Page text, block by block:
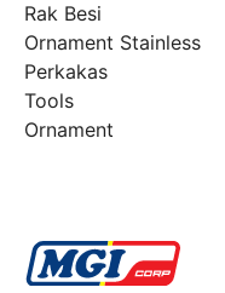
Rak Besi
Ornament Stainless
Perkakas
Tools
Ornament